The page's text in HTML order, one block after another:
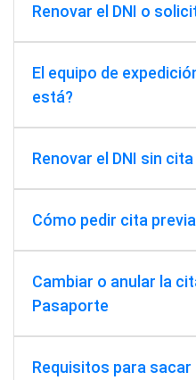
Renovar el DNI o
El equipo de
está?
Renovar el DNI sin
Cómo pedir cita
Cambiar o anular la
Pasaporte
Requisitos para